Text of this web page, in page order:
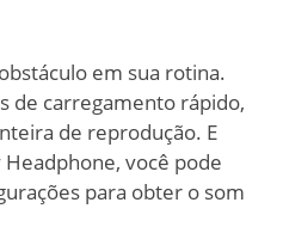
em sua rotina.
de carregamento rápido,
de reprodução. E
Headphone, você pode
para obter o som